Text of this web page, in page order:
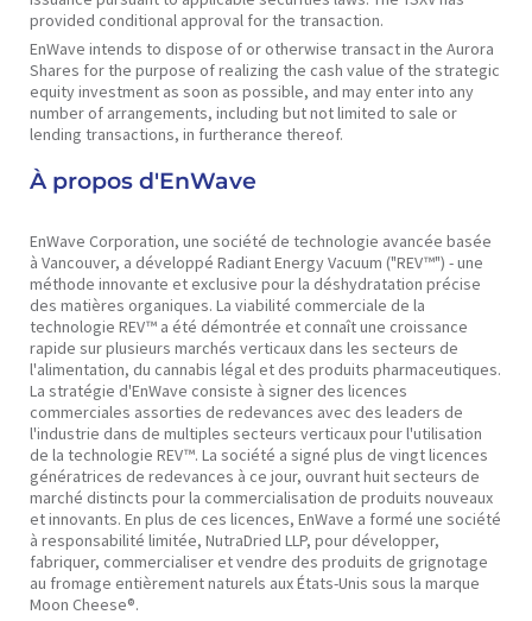
provided conditional approval for the transaction.
EnWave intends to dispose of or otherwise transact in the Aurora
Shares for the purpose of realizing the cash value of the strategic
equity investment as soon as possible, and may enter into any
number of arrangements, including but not limited to sale or
lending transactions, in furtherance thereof.
À propos d'EnWave
EnWave Corporation, une société de technologie avancée basée
à Vancouver, a développé Radiant Energy Vacuum ("REV™") - une
méthode innovante et exclusive pour la déshydratation précise
des matières organiques. La viabilité commerciale de la
technologie REV™ a été démontrée et connaît une croissance
rapide sur plusieurs marchés verticaux dans les secteurs de
l'alimentation, du cannabis légal et des produits pharmaceutiques.
La stratégie d'EnWave consiste à signer des licences
commerciales assorties de redevances avec des leaders de
l'industrie dans de multiples secteurs verticaux pour l'utilisation
de la technologie REV™. La société a signé plus de vingt licences
génératrices de redevances à ce jour, ouvrant huit secteurs de
marché distincts pour la commercialisation de produits nouveaux
et innovants. En plus de ces licences, EnWave a formé une société
à responsabilité limitée, NutraDried LLP, pour développer,
fabriquer, commercialiser et vendre des produits de grignotage
au fromage entièrement naturels aux États-Unis sous la marque
Moon Cheese®.